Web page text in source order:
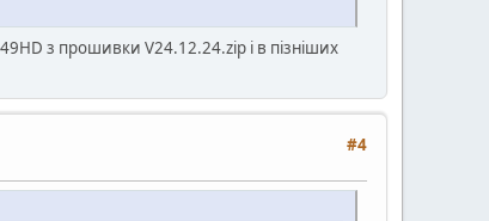
з прошивки V24.12.24.zip і в пізніших
#4